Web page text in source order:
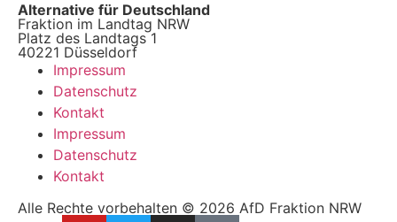
Alternative für Deutschland
Fraktion im Landtag NRW
Platz des Landtags 1
40221 Düsseldorf
Impressum
Datenschutz
Kontakt
Impressum
Datenschutz
Kontakt
Alle Rechte vorbehalten © 2026 AfD Fraktion NRW